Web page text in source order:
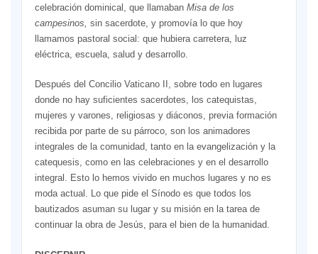
celebración dominical, que llamaban Misa de los
campesinos, sin sacerdote, y promovía lo que hoy
llamamos pastoral social: que hubiera carretera, luz
eléctrica, escuela, salud y desarrollo.
Después del Concilio Vaticano II, sobre todo en lugares
donde no hay suficientes sacerdotes, los catequistas,
mujeres y varones, religiosas y diáconos, previa formación
recibida por parte de su párroco, son los animadores
integrales de la comunidad, tanto en la evangelización y la
catequesis, como en las celebraciones y en el desarrollo
integral. Esto lo hemos vivido en muchos lugares y no es
moda actual. Lo que pide el Sínodo es que todos los
bautizados asuman su lugar y su misión en la tarea de
continuar la obra de Jesús, para el bien de la humanidad.